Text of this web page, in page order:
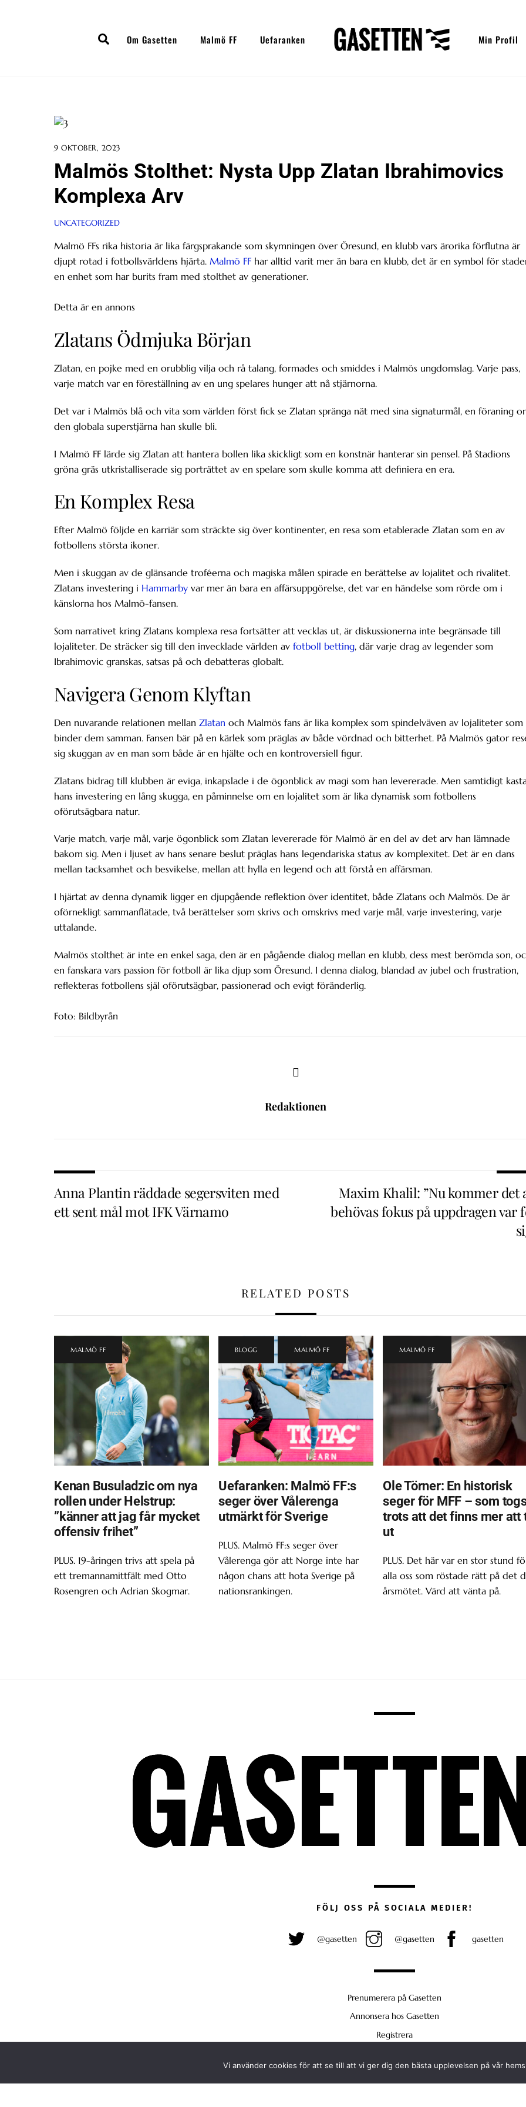
SearchOm Gasetten Malmö FF Uefaranken Min Profil
9 OKTOBER, 2023
Malmös Stolthet: Nysta Upp Zlatan Ibrahimovics
Komplexa Arv
UNCATEGORIZED
Malmö FFs rika historia är lika färgsprakande som skymningen över Öresund, en klubb vars ärorika förflutna är
djupt rotad i fotbollsvärldens hjärta. Malmö FF har alltid varit mer än bara en klubb, det är en symbol för
en enhet som har burits fram med stolthet av generationer.
Detta är en annons
Zlatans Ödmjuka Början
Zlatan, en pojke med en orubblig vilja och rå talang, formades och smiddes i Malmös ungdomslag. Varje pass,
varje match var en föreställning av en ung spelares hunger att nå stjärnorna.
Det var i Malmös blå och vita som världen först fick se Zlatan spränga nät med sina signaturmål, en föraning
den globala superstjärna han skulle bli.
I Malmö FF lärde sig Zlatan att hantera bollen lika skickligt som en konstnär hanterar sin pensel. På Stadions
gröna gräs utkristalliserade sig porträttet av en spelare som skulle komma att definiera en era.
En Komplex Resa
Efter Malmö följde en karriär som sträckte sig över kontinenter, en resa som etablerade Zlatan som en av
fotbollens största ikoner.
Men i skuggan av de glänsande troféerna och magiska målen spirade en berättelse av lojalitet och rivalitet.
Zlatans investering i Hammarby var mer än bara en affärsuppgörelse, det var en händelse som rörde om i
känslorna hos Malmö-fansen.
Som narrativet kring Zlatans komplexa resa fortsätter att vecklas ut, är diskussionerna inte begränsade till
lojaliteter. De sträcker sig till den invecklade världen av fotboll betting, där varje drag av legender som
Ibrahimovic granskas, satsas på och debatteras globalt.
Navigera Genom Klyftan
Den nuvarande relationen mellan Zlatan och Malmös fans är lika komplex som spindelväven av lojaliteter som
binder dem samman. Fansen bär på en kärlek som präglas av både vördnad och bitterhet. På Malmös gator
sig skuggan av en man som både är en hjälte och en kontroversiell figur.
Zlatans bidrag till klubben är eviga, inkapslade i de ögonblick av magi som han levererade. Men samtidigt
hans investering en lång skugga, en påminnelse om en lojalitet som är lika dynamisk som fotbollens
oförutsägbara natur.
Varje match, varje mål, varje ögonblick som Zlatan levererade för Malmö är en del av det arv han lämnade
bakom sig. Men i ljuset av hans senare beslut präglas hans legendariska status av komplexitet. Det är en dans
mellan tacksamhet och besvikelse, mellan att hylla en legend och att förstå en affärsman.
I hjärtat av denna dynamik ligger en djupgående reflektion över identitet, både Zlatans och Malmös. De är
oförnekligt sammanflätade, två berättelser som skrivs och omskrivs med varje mål, varje investering, varje
uttalande.
Malmös stolthet är inte en enkel saga, den är en pågående dialog mellan en klubb, dess mest berömda son,
en fanskara vars passion för fotboll är lika djup som Öresund. I denna dialog, blandad av jubel och frustration,
reflekteras fotbollens själ oförutsägbar, passionerad och evigt föränderlig.
Foto: Bildbyrån
Redaktionen
Anna Plantin räddade segersviten med
ett sent mål mot IFK Värnamo
Maxim Khalil: ”Nu kommer det
behövas fokus på uppdragen var
RELATED POSTS
MALMÖ FF
Kenan Busuladzic om nya
rollen under Helstrup:
”känner att jag får mycket
offensiv frihet”
PLUS. 19-åringen trivs att spela på
ett tremannamittfält med Otto
Rosengren och Adrian Skogmar.
BLOGG MALMÖ FF
Uefaranken: Malmö FF:s
seger över Vålerenga
utmärkt för Sverige
PLUS. Malmö FF:s seger över
Vålerenga gör att Norge inte har
någon chans att hota Sverige på
nationsrankingen.
MALMÖ FF
Ole Törner: En historisk
seger för MFF – som
trots att det finns mer att
ut
PLUS. Det här var en stor stund
alla oss som röstade rätt på det
årsmötet. Värd att vänta på.
FÖLJ OSS PÅ SOCIALA MEDIER!
@gasetten @gasetten gasetten
Prenumerera på Gasetten
Annonsera hos Gasetten
Registrera
Vi använder cookies för att se till att vi ger dig den bästa upplevelsen på vår